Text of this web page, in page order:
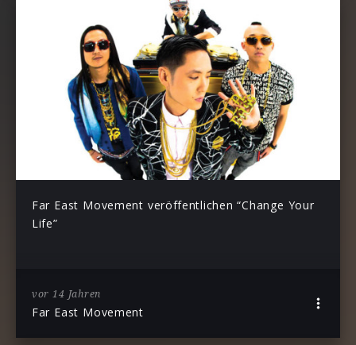
Far East Movement veröffentlichen “Change Your
Life”
vor 14 Jahren
Far East Movement